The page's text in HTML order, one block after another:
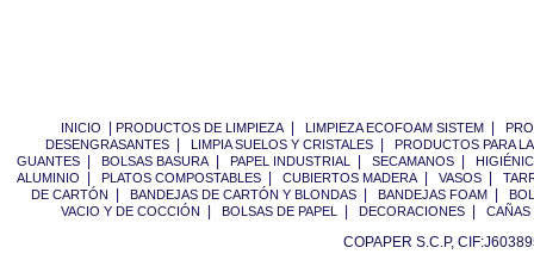
INICIO PRODUCTOS DE LIMPIEZA| LIMPIEZA ECOFOAM SISTEM
DESENGRASANTES
LIMPIA SUELOS Y CRISTALES
PRODUCTOS PARA
GUANTES
BOLSAS BASURA| PAPEL INDUSTRIAL |SECAMANOS
ALUMINIO
PLATOS COMPOSTABLES |CUBIERTOS MADERA|VASOS |
DE CARTÓN
BANDEJAS DE CARTÓN Y BLONDAS BANDEJAS FOAM
VACIO Y DE COCCIÓN
BOLSAS DE PAPEL DECORACIONES CAÑAS
COPAPER S.C.P,